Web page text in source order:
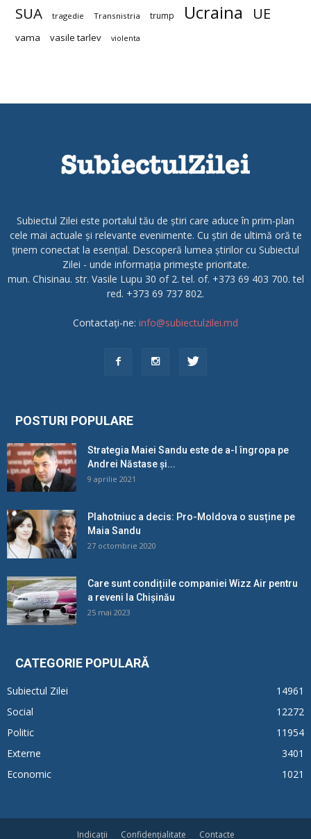
SUA tragedie Transnistria trump Ucraina UE
vama vasile tarlev violenta
Subiectul Zilei este portalul tău de știri care aduce în prim-plan
cele mai actuale și relevante evenimente. Cu știri de ultimă oră te
ținem conectat la esențial. Descoperă lumea știrilor cu Subiectul
Zilei - unde informația primește prioritate.
mun. Chisinau. str. Vasile Lupu 30 of 2. tel. of. +373 69 403 700. tel
red. +373 69 737 802.
Contactați-ne: info@subiectulzilei.md
POSTURI POPULARE
Strategia Maiei Sandu este de a-l îngropa pe
Andrei Năstase și...
9 aprilie 2021
Plahotniuc a decis: Pro-Moldova o susține pe
Maia Sandu
27 octombrie 2020
Care sunt condițiile companiei Wizz Air pentru
a reveni la Chișinău
25 mai 2023
CATEGORIE POPULARĂ
Subiectul Zilei
14961
Social
12272
Politic
11954
Externe
3401
Economic
1021
Indicații Confidențialitate Contacte